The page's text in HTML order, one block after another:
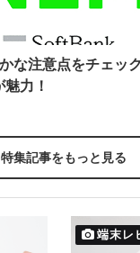
な注意点をチェッ
力！
特集記事をもっと見る
端末レ